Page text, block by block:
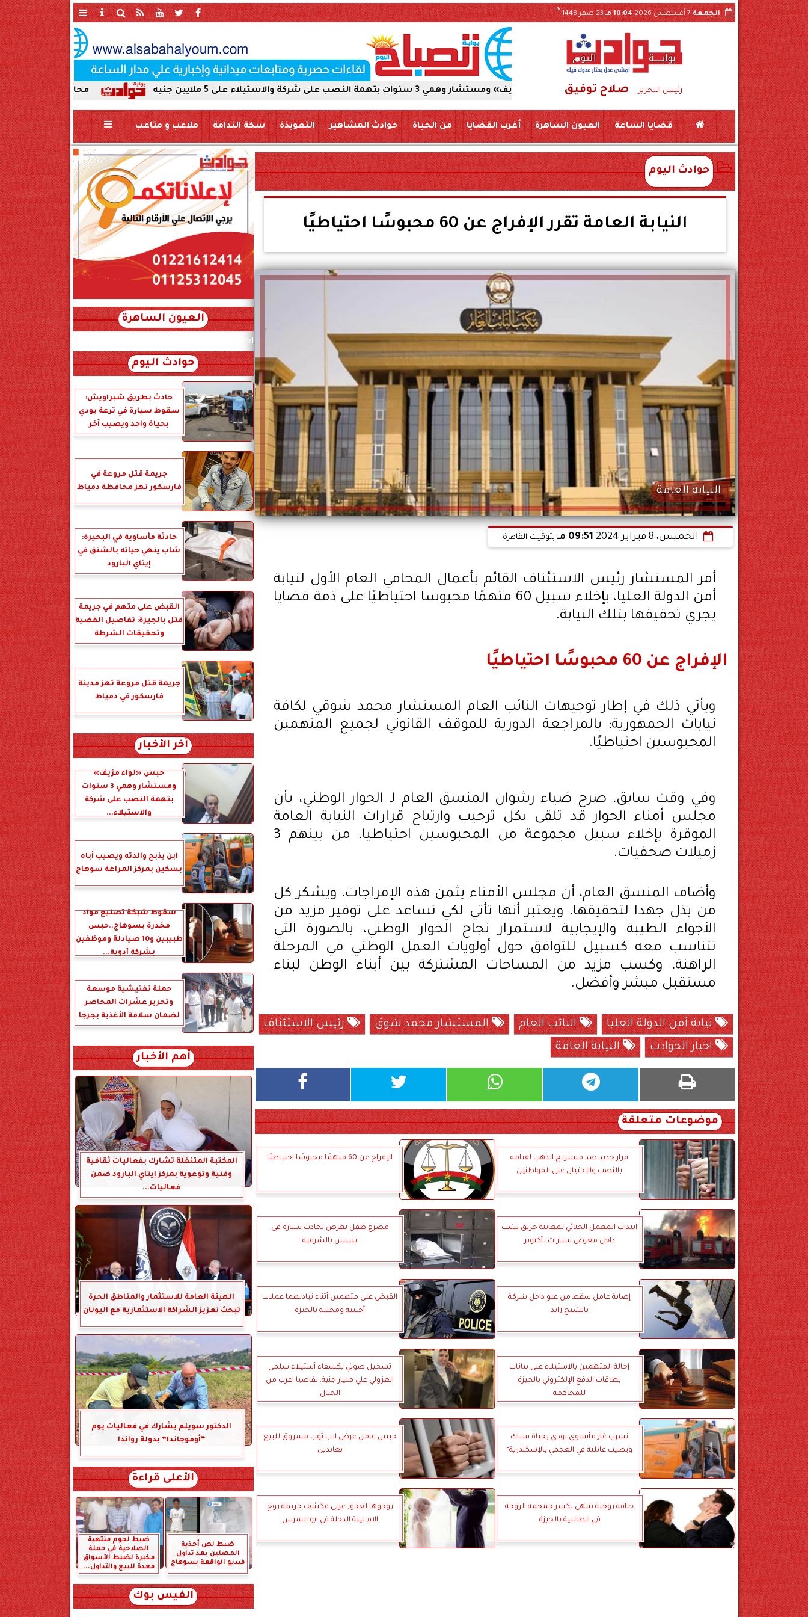
الجمعة7 أغسطس 2026 10:04 مـ 23 صفر 1448
هـ
رئيس التحرير صلاح توفيق محافظ سوهاج يحيل واقعة ردم حبس «لواء مزيف» ومستشار وهمي 3 سنوات بتهمة النصب على شركة والاستيلاء على 5 ملايين جنيه بمركز المراغة سوهاج
قضايا الساعة العيون الساهرة أغرب القضايا من الحياة حوادث المشاهير التعويذة سكة الندامة ملاعب و متاعب
حوادث اليوم
النيابة العامة تقرر الإفراج عن 60 محبوسًا احتياطيًا
النيابة العامة
الخميس، 8 فبراير 2024 09:51 مـ بتوقيت القاهرة
أمر المستشار رئيس الاستئناف القائم بأعمال المحامي العام الأول لنيابة
أمن الدولة العليا، بإخلاء سبيل 60 متهمًا محبوسا احتياطيًا على ذمة قضايا
يجري تحقيقها بتلك النيابة.
الإفراج عن 60 محبوسًا احتياطيًا
ويأتي ذلك في إطار توجيهات النائب العام المستشار محمد شوقي لكافة
نيابات الجمهورية؛ بالمراجعة الدورية للموقف القانوني لجميع المتهمين
المحبوسين احتياطيًا.
وفي وقت سابق، صرح ضياء رشوان المنسق العام لـ الحوار الوطني، بأن
مجلس أمناء الحوار قد تلقى بكل ترحيب وارتياح قرارات النيابة العامة
الموقرة بإخلاء سبيل مجموعة من المحبوسين احتياطيا، من بينهم 3
زميلات صحفيات.
وأضاف المنسق العام، أن مجلس الأمناء يثمن هذه الإفراجات، ويشكر كل
من بذل جهدا لتحقيقها، ويعتبر أنها تأتي لكي تساعد على توفير مزيد من
الأجواء الطيبة والإيجابية لاستمرار نجاح الحوار الوطني، بالصورة التي
تتناسب معه كسبيل للتوافق حول أولويات العمل الوطني في المرحلة
الراهنة، وكسب مزيد من المساحات المشتركة بين أبناء الوطن لبناء
مستقبل مبشر وأفضل.
نيابة أمن الدولة العليا النائب العام المستشار محمد شوق
رئيس الاستئناف
اخبار الحوادث
النيابة العامة
موضوعات متعلقة
قرار جديد ضد مستريح الذهب لقيامه
بالنصب والاحتيال على المواطنين
الإفراج عن 60 متهمًا محبوسًا احتياطيًا
انتداب المعمل الجنائي لمعاينة حريق نشب
داخل معرض سيارات بأكتوبر
مصرع طفل تعرض لحادث سيارة فى
بلبيس بالشرقية
إصابة عامل سقط من علو داخل شركة
بالشيخ زايد
القبض على متهمين أثناء تبادلهما عملات
أجنبية ومحلية بالجيزة
إحالة المتهمين بالاستيلاء على بيانات
بطاقات الدفع الإلكتروني بالجيزة
للمحاكمة
تسجيل صوتي يكشفاء أستيلاء سلمى
الغزولي علي مليار جنية..تفاصيا اغرب من
الخيال
تسرب غاز مأساوي يودي بحياة سباك
ويصيب عائلته في العجمي بالإسكندرية”
حبس عامل عرض لاب توب مسروق للبيع
بعابدين
خناقة زوجية تنتهي بكسر جمجمة الزوجة
في الطالبية بالجيزة
زوجوها لعجوز عربي فكشف جريمة زوج
الام ليلة الدخلة في ابو النمرس
العيون الساهرة
xml_json/rss/~12.xml x0n not found
حوادث اليوم
حادث بطريق شبراويش:
سقوط سيارة في ترعة يودي
بحياة واحد ويصيب آخر
جريمة قتل مروعة في
فارسكور تهز محافظة دمياط
حادثة مأساوية في البحيرة:
شاب ينهي حياته بالشنق في
إيتاي البارود
القبض على متهم في جريمة
قتل بالجيزة: تفاصيل القضية
وتحقيقات الشرطة
جريمة قتل مروعة تهز مدينة
فارسكور في دمياط
آخر الأخبار
حبس «لواء مزيف»
ومستشار وهمي 3 سنوات
بتهمة النصب على شركة
والاستيلاء...
ابن يذبح والدته ويصيب أباه
بسكين بمركز المراغة سوهاج
سقوط شبكة تصنيع مواد
مخدرة بسوهاج..حبس
طبيبين و10 صيادلة وموظفين
بشركة أدوية...
حملة تفتيشية موسعة
وتحرير عشرات المحاضر
لضمان سلامة الأغذية بجرجا
أهم الأخبار
المكتبة المتنقلة تشارك بفعاليات ثقافية
وفنية وتوعوية بمركز إيتاي البارود ضمن
فعاليات...
الهيئة العامة للاستثمار والمناطق الحرة
تبحث تعزيز الشراكة الاستثمارية مع اليونان
الدكتور سويلم يشارك في فعاليات يوم
“أوموجاندا” بدولة رواندا
الأعلى قراءة
ضبط لص أحذية
المصلين بعد تداول
فيديو الواقعة بسوهاج
ضبط لحوم منتهية
الصلاحية في حملة
مكبرة لضبط الأسواق
معدة للبيع والتداول...
الفيس بوك